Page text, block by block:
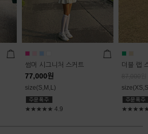
썸머 시그니처 스커트
77,000원
size(S,M,L)
★★★★★ 4.9
더블 랩